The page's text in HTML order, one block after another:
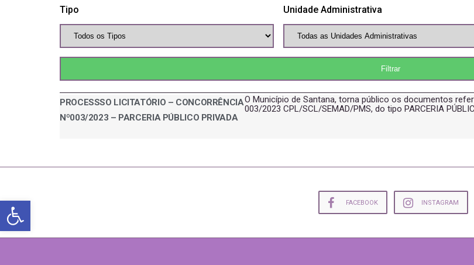
Abrir a barra de ferramentas
Tipo Unidade Administrativa
PROCESSSO LICITATÓRIO – CONCORRÊNCIA
Nº003/2023 – PARCERIA PÚBLICO PRIVADA
O Município de Santana, torna público os documentos
003/2023 CPL/SCL/SEMAD/PMS, do tipo PARCERIA
FACEBOOK INSTAGRAM